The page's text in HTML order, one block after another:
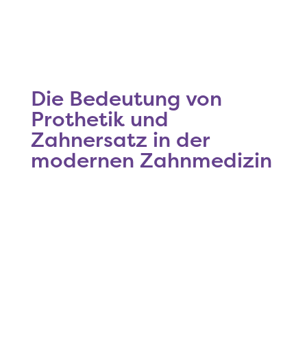
Die Bedeutung von
Prothetik und
Zahnersatz in der
modernen Zahnmedizin